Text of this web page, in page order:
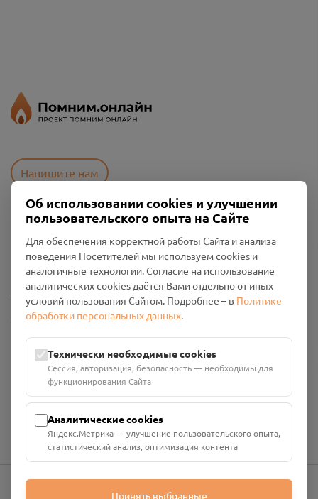
Напишите нам
Политика конфиденциальности
Промо-материалы
Настройки cookies
Общество с ограниченной ответственностью «Смоленский
Проект Помним»
ИНН: 6700029207 ОГРН: 1256700001986
Юридический адрес: 216790, Смоленская область, р-н
Руднянский, г. Рудня, улица Западная, д. 26А, пом. 18
Номер счёта: 40702810901130004287 в АО "АЛЬФА-БАНК"
Об использовании cookies и улучшении
пользовательского опыта на Сайте
Для обеспечения корректной работы Сайта и анализа
поведения Посетителей мы используем cookies и
аналогичные технологии. Согласие на использование
аналитических cookies даётся Вами отдельно от иных
условий пользования Сайтом. Подробнее – в Политике
обработки персональных данных.
Технически необходимые cookies
Сессия, авторизация, безопасность — необходимы для
функционирования Сайта
Аналитические cookies
Яндекс.Метрика — улучшение пользовательского опыта,
статистический анализ, оптимизация контента
Принять выбранные